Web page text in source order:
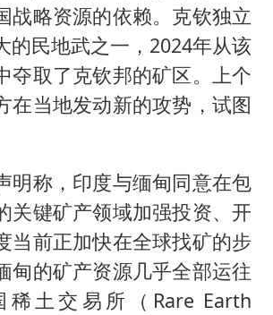
战略资源的依赖。克钦独立
的民地武之一，2024年从该
夺取了克钦邦的矿区。上个
在当地发动新的攻势，试图
明称，印度与缅甸同意在包
关键矿产领域加强投资、开
当前正加快在全球找矿的步
甸的矿产资源几乎全部运往
土交易所（Rare Earth